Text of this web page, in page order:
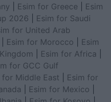
Esim for Greece
Esim
2026
Esim for Saudi
for United Arab
Esim for Morocco
Esim
Esim for Africa
for GCC Gulf
for Middle East
Esim for
Esim for Mexico